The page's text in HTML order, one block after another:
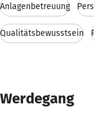
Anlagenbetreuung
Qualitätsbewusstsein
Werdegang